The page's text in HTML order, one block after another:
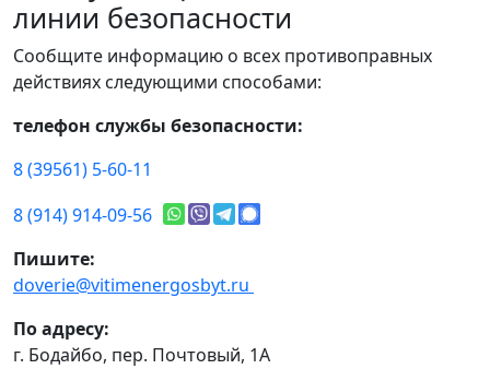
линии безопасности
Сообщите информацию о всех противоправных
действиях следующими способами:
телефон службы безопасности:
8 (39561) 5-60-11
8 (914) 914-09-56
Пишите:
doverie@vitimenergosbyt.ru
По адресу:
г. Бодайбо, пер. Почтовый, 1А